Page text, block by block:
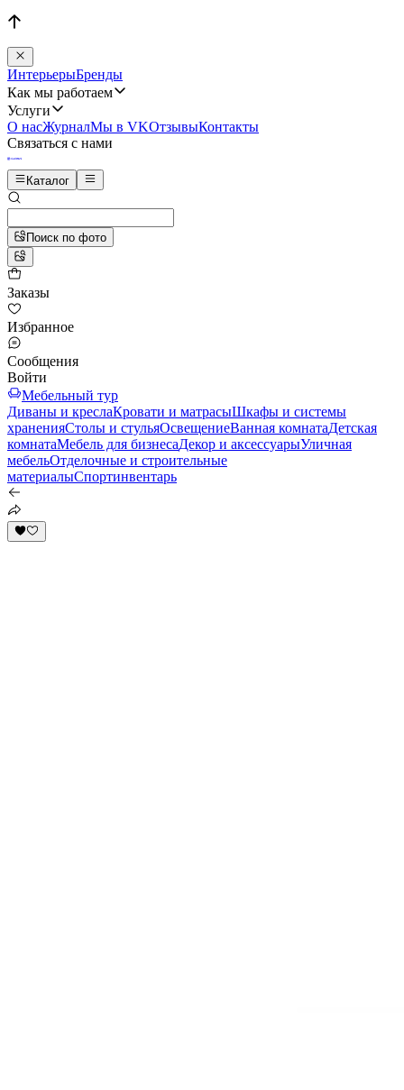
ИнтерьерыБренды
Как мы работаем
Услуги
О насЖурналМы в VKОтзывыКонтакты
Связаться с нами
Каталог
Поиск по фото
Заказы
Избранное
Сообщения
Войти
Мебельный тур
Диваны и креслаКровати и матрасыШкафы и системы
храненияСтолы и стульяОсвещениеВанная комнатаДетская
комнатаМебель для бизнесаДекор и аксессуарыУличная
мебельОтделочные и строительные
материалыСпортинвентарь